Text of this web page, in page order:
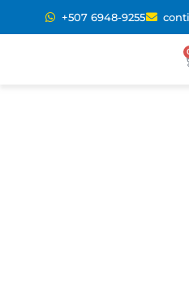
+507 6948-9255